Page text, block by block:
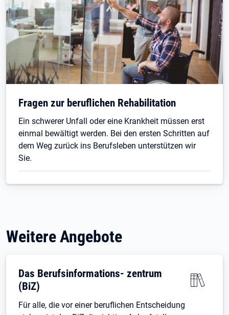
Fragen zur beruflichen Rehabilitation
Ein schwerer Unfall oder eine Krankheit müssen erst
einmal bewältigt werden. Bei den ersten Schritten auf
dem Weg zurück ins Berufsleben unterstützen wir
Sie.
Weitere Angebote
Das Berufsinformations- zentrum
(BiZ)
Für alle, die vor einer beruflichen Entscheidung